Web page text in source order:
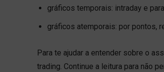
gráficos temporais: intraday e
gráficos atemporais: por pontos,
Para te ajudar a entender sobre o
trading. Continue a leitura para não